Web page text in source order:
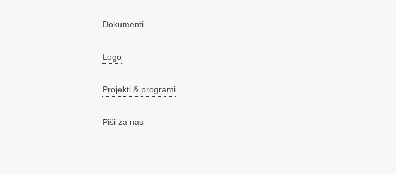
Dokumenti
Logo
Projekti & programi
Piši za nas